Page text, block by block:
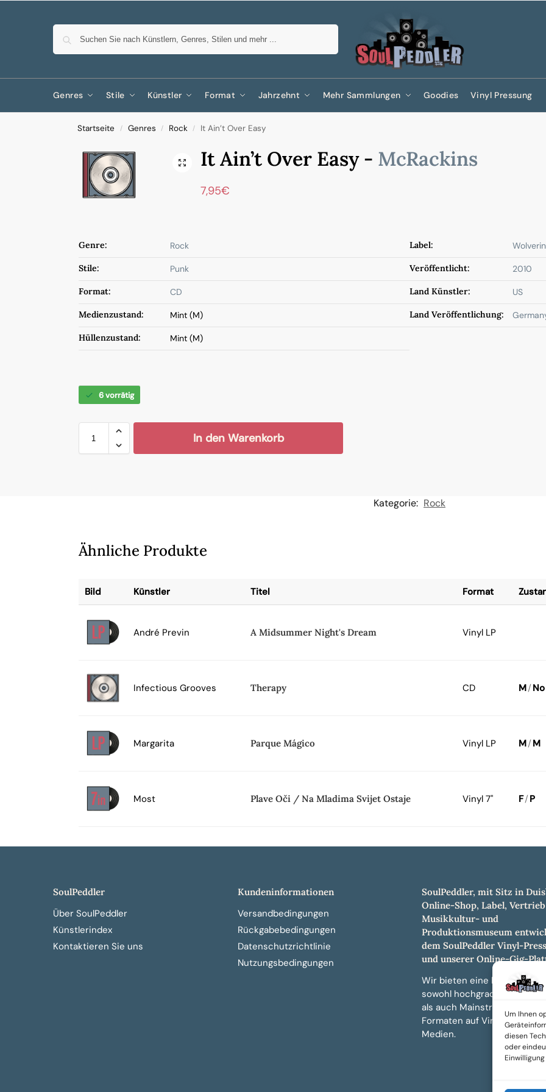
Um Ihnen
diesen
oder
Genres Stile Künstler Format Jahrzehnt Mehr Sammlungen Goodies Vinyl Pressung
Startseite / Genres / Rock / It Ain’t Over Easy
It Ain’t Over Easy - McRackins
7,95€
Genre: Rock
Stile: Punk
Format: CD
Medienzustand: Mint (M)
Hüllenzustand: Mint (M)
Label:
Veröffentlicht: 2010
Land Künstler: US
Land Veröffentlichung:
6 vorrätig
In den Warenkorb
Kategorie: Rock
Ähnliche Produkte
Bild Künstler Titel Format
André Previn A Midsummer Night's Dream Vinyl LP
Infectious Grooves Therapy CD M/
Margarita Parque Mágico Vinyl LP M/ M
Most Plave Oči / Na Mladima Svijet Ostaje Vinyl 7" F/ P
SoulPeddler
Über SoulPeddler
Künstlerindex
Kontaktieren Sie uns
Kundeninformationen
Versandbedingungen
Rückgabebedingungen
Datenschutzrichtlinie
Nutzungsbedingungen
SoulPeddler, mit Sitz in
Online-Shop, Label,
Musikkultur- und
Produktionsmuseum
dem SoulPeddler Vinyl-
und unserer Online-Gig-
Wir bieten eine breite
sowohl hochgradig
als auch Mainstream-Titeln
Formaten auf Vinyl, CD und
Medien.